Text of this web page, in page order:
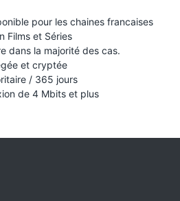
pour les chaines francaises
Films et Séries
dans la majorité des cas.
et cryptée
/ 365 jours
de 4 Mbits et plus